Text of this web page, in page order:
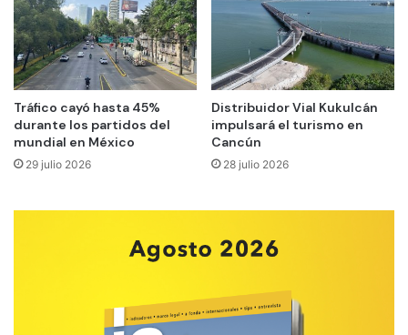
Tráfico cayó hasta 45%
durante los partidos del
mundial en México
29 julio 2026
Distribuidor Vial Kukulcán
impulsará el turismo en
Cancún
28 julio 2026